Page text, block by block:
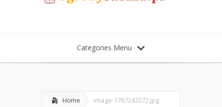
Categories Menu
Home image-1767243272.jpg